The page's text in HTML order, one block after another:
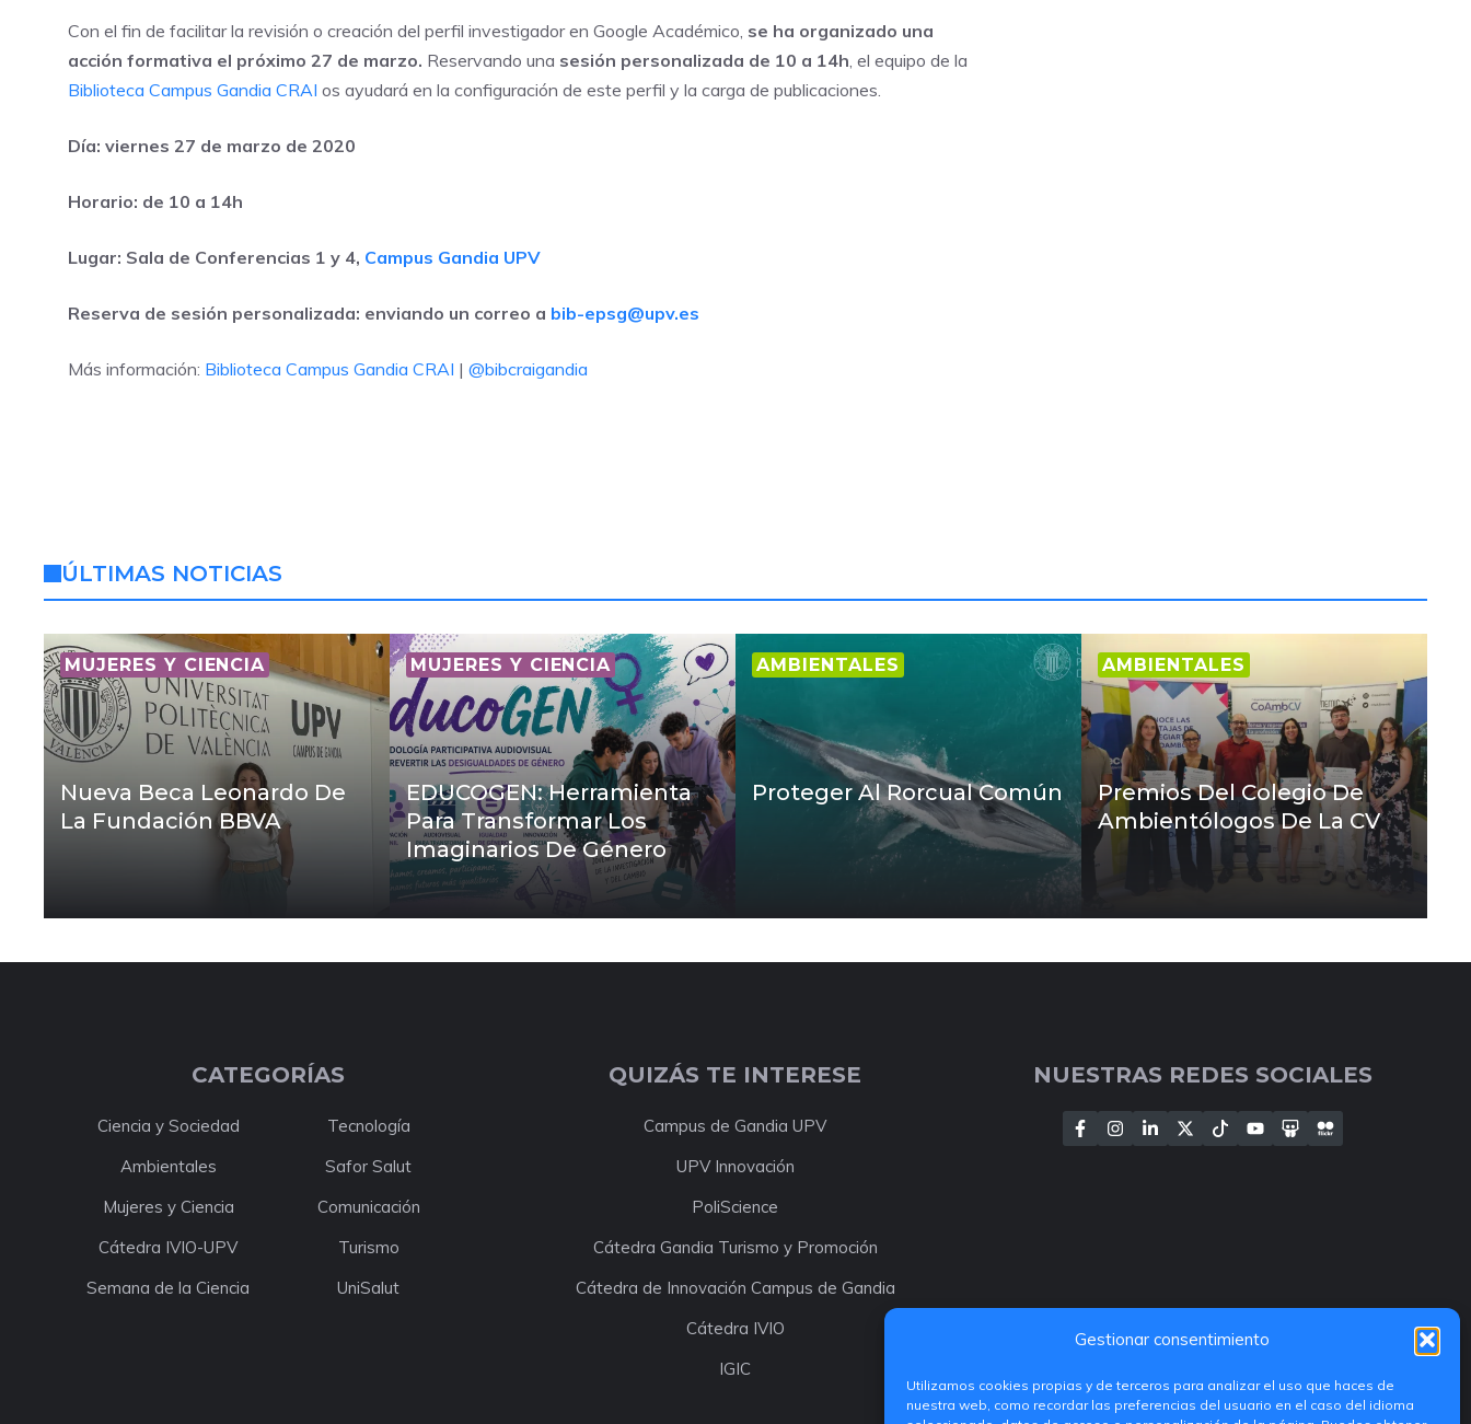
Gestionar consentimiento
Utilizamos cookies propias y de terceros para analizar el uso que haces de
nuestra web, como recordar las preferencias del usuario en el caso del idioma
Con el fin de facilitar la revisión o creación del perfil investigador en Google Académico, se ha organizado una
acción formativa el próximo 27 de marzo. Reservando una sesión personalizada de 10 a 14h, el equipo de la
Biblioteca Campus Gandia CRAI os ayudará en la configuración de este perfil y la carga de publicaciones.
Día: viernes 27 de marzo de 2020
Horario: de 10 a 14h
Lugar: Sala de Conferencias 1 y 4, Campus Gandia UPV
Reserva de sesión personalizada: enviando un correo a bib-epsg@upv.es
Más información: Biblioteca Campus Gandia CRAI | @bibcraigandia
ÚLTIMAS NOTICIAS
MUJERES Y CIENCIA
Nueva Beca Leonardo De
La Fundación BBVA
MUJERES Y CIENCIA
EDUCOGEN: Herramienta
Para Transformar Los
Imaginarios De Género
AMBIENTALES
Proteger Al Rorcual Común
AMBIENTALES
Premios Del Colegio De
Ambientólogos De La CV
CATEGORÍAS
Ciencia y Sociedad
Tecnología
Ambientales
Safor Salut
Mujeres y Ciencia
Comunicación
Cátedra IVIO-UPV
Turismo
Semana de la Ciencia
UniSalut
QUIZÁS TE INTERESE
Campus de Gandia UPV
UPV Innovación
PoliScience
Cátedra Gandia Turismo y Promoción
Cátedra de Innovación Campus de Gandia
Cátedra IVIO
IGIC
NUESTRAS REDES SOCIALES